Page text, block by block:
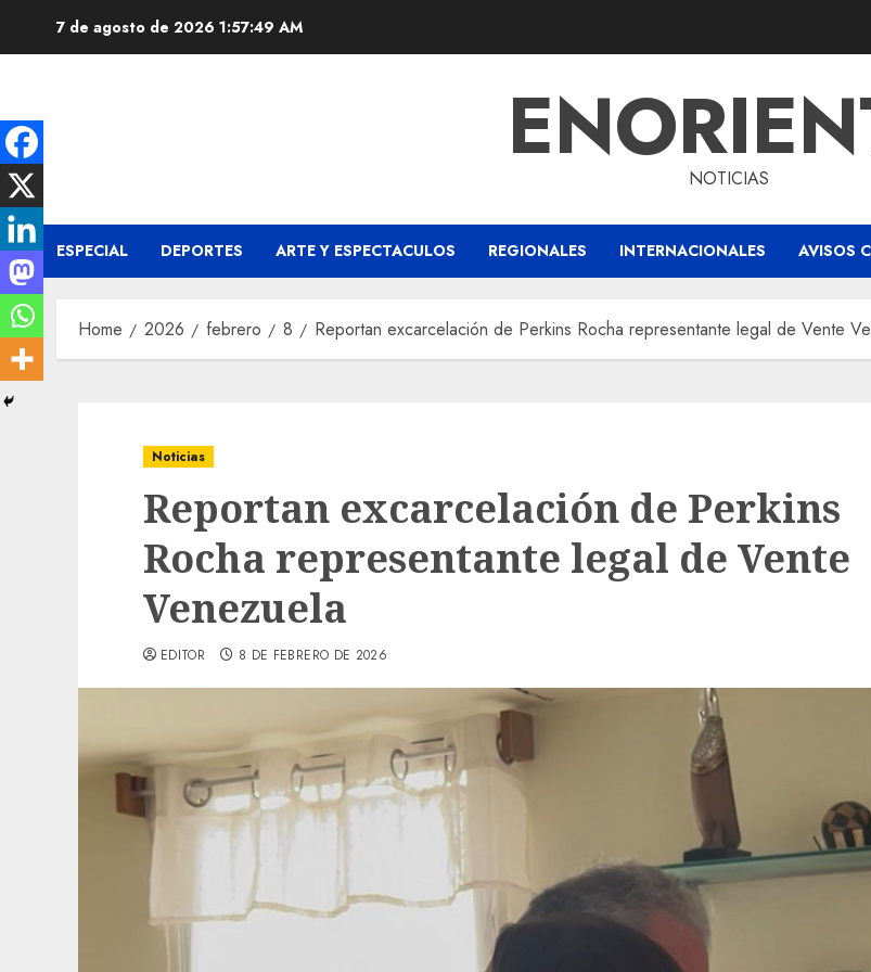
7 de agosto de 2026 1:57:50 AM
NOTICIAS
ESPECIAL DEPORTES ARTE Y ESPECTACULOS REGIONALES INTERNACIONALES AVISOS
Home 2026 febrero 8 Reportan excarcelación de Perkins Rocha representante legal de Vente
Noticias
Reportan excarcelación de Perkins
Rocha representante legal de Vente
Venezuela
EDITOR 8 DE FEBRERO DE 2026